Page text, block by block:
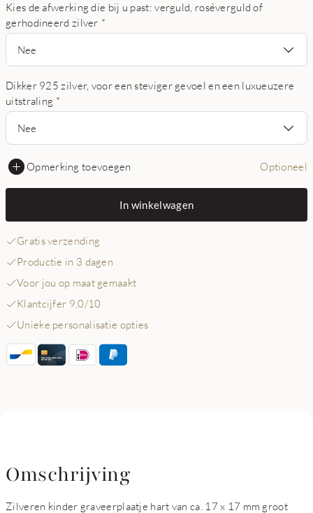
Kies de afwerking die bij u past: verguld, roséverguld of
gerhodineerd zilver *
Nee
Dikker 925 zilver, voor een steviger gevoel en een luxueuzere
uitstraling *
Nee
Opmerking toevoegen Optioneel
In winkelwagen
Gratis verzending
Productie in 3 dagen
Voor jou op maat gemaakt
Klantcijfer 9,0/10
Unieke personalisatie opties
Omschrijving
Zilveren kinder graveerplaatje hart van ca. 17 x 17 mm groot